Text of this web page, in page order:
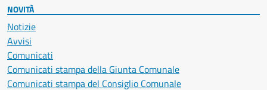
NOVITÀ
Notizie
Avvisi
Comunicati
Comunicati stampa della Giunta Comunale
Comunicati stampa del Consiglio Comunale